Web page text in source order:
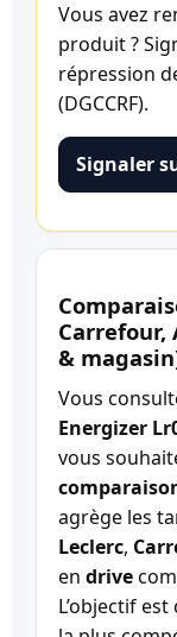
Vous avez
produit ?
répression
(DGCCRF).
Signaler
Carrefour,
&
Vous
Energizer
vous
agrège les
Leclerc,
en drive
L’objectif